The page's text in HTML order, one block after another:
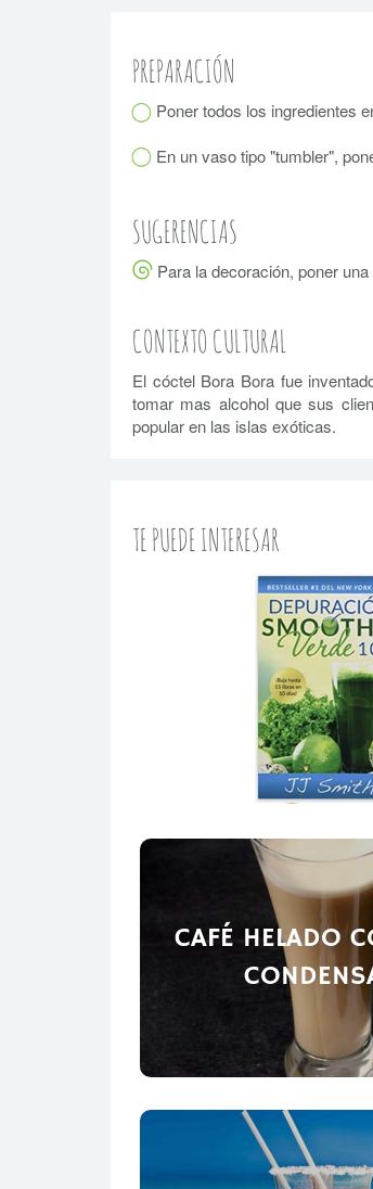
PREPARACIÓN
Poner todos los ingredientes
En un vaso tipo "tumbler",
SUGERENCIAS
Para la decoración, poner
CONTEXTO CULTURAL
El cóctel Bora Bora fue
tomar mas alcohol que sus
popular en las islas exóticas.
TE PUEDE INTERESAR
CAFÉ HELADO